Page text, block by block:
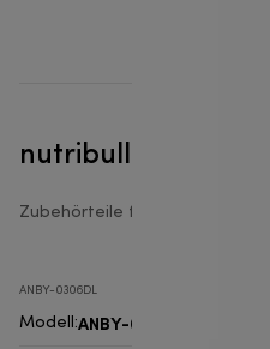
nutribullet Baby®
Zubehörteile für nutribullet®
ANBY-0306DL
Modell :ANBY-0306DL